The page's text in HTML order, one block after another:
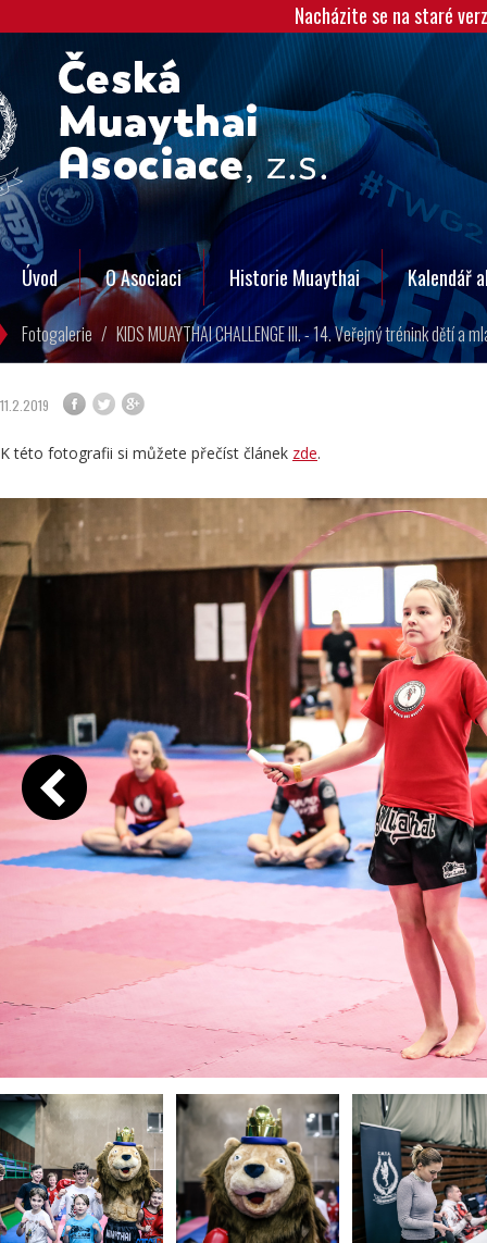
Nacházite se na staré
Úvod O Asociaci Historie Muaythai Kalendář
Fotogalerie / KIDS MUAYTHAI CHALLENGE III. - 14. Veřejný trénink dětí a
11.2.2019
K této fotografii si můžete přečíst článek zde.